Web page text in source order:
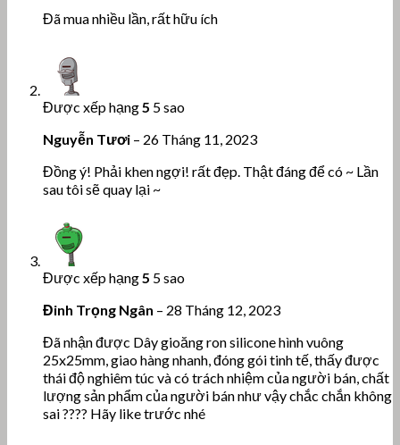
Đã mua nhiều lần, rất hữu ích
Được xếp hạng 5 5 sao
Nguyễn Tươi – 26 Tháng 11, 2023
Đồng ý! Phải khen ngợi! rất đẹp. Thật đáng để có ~ Lần
sau tôi sẽ quay lại ~
Được xếp hạng 5 5 sao
Đinh Trọng Ngân – 28 Tháng 12, 2023
Đã nhận được Dây gioăng ron silicone hình vuông
25x25mm, giao hàng nhanh, đóng gói tinh tế, thấy được
thái độ nghiêm túc và có trách nhiệm của người bán, chất
lượng sản phẩm của người bán như vậy chắc chắn không
sai ???? Hãy like trước nhé